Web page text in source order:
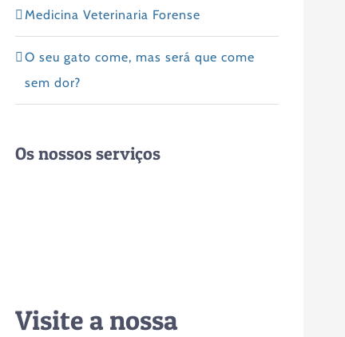
Medicina Veterinaria Forense
O seu gato come, mas será que come
sem dor?
Os nossos serviços
Visite a nossa